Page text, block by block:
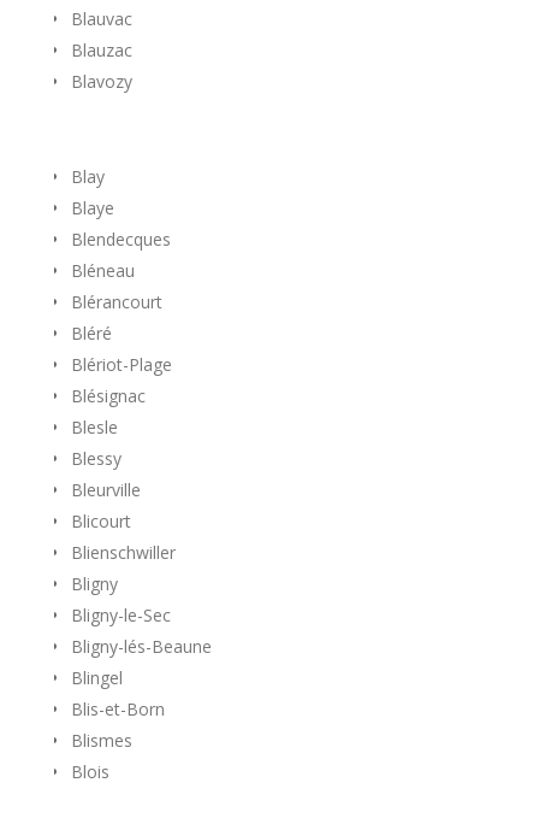
Blauvac
Blauzac
Blavozy
Blay
Blaye
Blendecques
Bléneau
Blérancourt
Bléré
Blériot-Plage
Blésignac
Blesle
Blessy
Bleurville
Blicourt
Blienschwiller
Bligny
Bligny-le-Sec
Bligny-lés-Beaune
Blingel
Blis-et-Born
Blismes
Blois